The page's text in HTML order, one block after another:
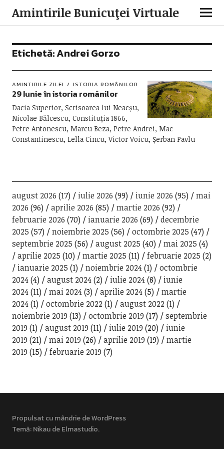
Amintirile Bunicuţei Virtuale
Etichetă:Andrei Gorzo
AMINTIRILE ZILEI ISTORIA ROMÂNILOR
29 Iunie în istoria românilor
Dacia Superior, Scrisoarea lui Neacșu,
Nicolae Bălcescu, Constituția 1866,
Petre Antonescu, Marcu Beza, Petre Andrei, Mac
Constantinescu, Lella Cincu, Victor Voicu, Șerban Pavlu
august 2026 (17) iulie 2026 (99) iunie 2026 (95)
mai
2026 (96) aprilie 2026 (85) martie 2026 (92)
februarie 2026 (70) ianuarie 2026 (69)
decembrie
2025 (57) noiembrie 2025 (56) octombrie 2025 (47)
septembrie 2025 (56) august 2025 (40) mai 2025 (4)
aprilie 2025 (10) martie 2025 (11) februarie 2025 (2)
ianuarie 2025 (1) noiembrie 2024(1)
octombrie
2024(4) august 2024(2) iulie 2024(8)
iunie
2024(11) mai 2024(3) aprilie 2024(5)
martie
2024(1) octombrie 2022(1) august 2022(1)
noiembrie 2019 (13) octombrie 2019 (17)
septembrie
2019 (1) august 2019 (11) iulie 2019 (20)
iunie
2019 (21) mai 2019 (26) aprilie 2019 (19)
martie
2019 (15) februarie 2019 (7)
Propulsat cu mândrie de WordPress
Temă: Nikau deElmastudio.